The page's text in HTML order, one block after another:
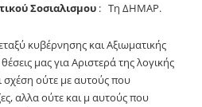
Σοσιαλισμου : Τη ΔΗΜΑΡ.
κυβέρνησης και Αξιωματικής
μας για Αριστερά της λογικής
σχέση ούτε με αυτούς που
αλλα ούτε και μ αυτούς που